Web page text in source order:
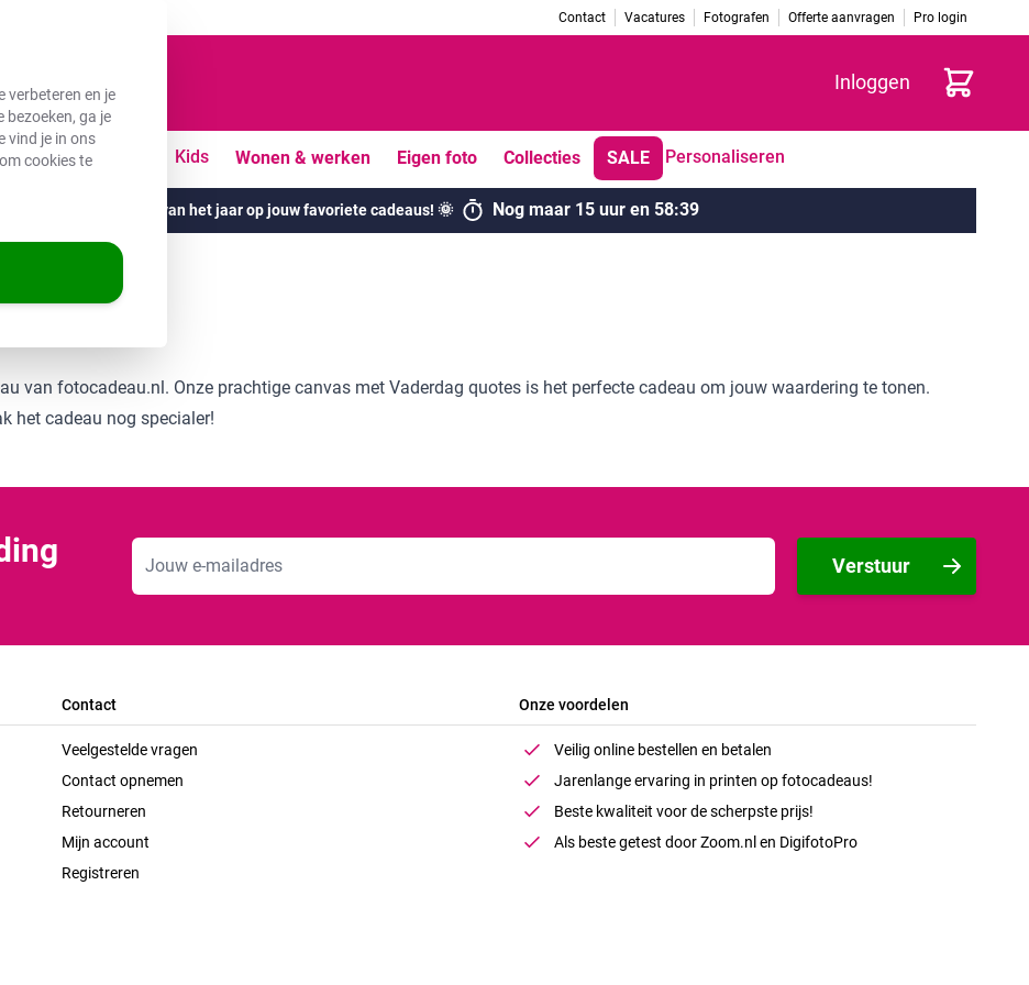
verbeteren en je
bezoeken, ga je
vind je in ons
cookies te
Contact Vacatures Fotografen Offerte aanvragen Pro login
Inloggen
Buiten Kids Wonen & werken Eigen foto Collecties SALE Personaliseren
De hoogste kortingen van het jaar op jouw favoriete cadeaus! 🌞 Nog maar 15 uur en 58:39
quotes
van fotocadeau.nl. Onze prachtige canvas met Vaderdag quotes is het perfecte cadeau om jouw waardering te tonen.
het cadeau nog specialer!
E-mailadres
Verstuur
Contact
Veelgestelde vragen
Contact opnemen
Retourneren
Mijn account
Registreren
Onze voordelen
Veilig online bestellen en betalen
Jarenlange ervaring in printen op fotocadeaus!
Beste kwaliteit voor de scherpste prijs!
Als beste getest door Zoom.nl en DigifotoPro